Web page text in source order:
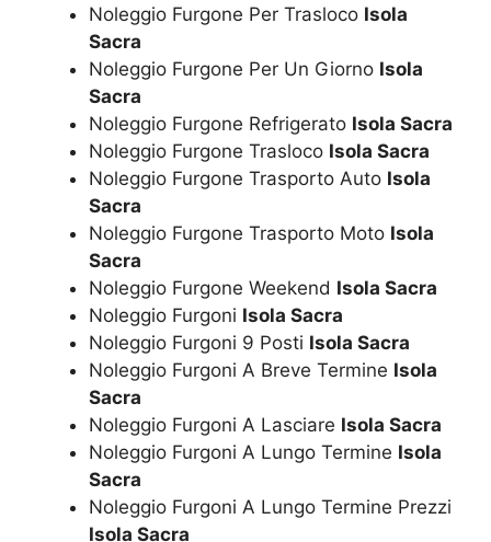
Noleggio Furgone Per Trasloco Isola
Sacra
Noleggio Furgone Per Un Giorno Isola
Sacra
Noleggio Furgone Refrigerato Isola Sacra
Noleggio Furgone Trasloco Isola Sacra
Noleggio Furgone Trasporto Auto Isola
Sacra
Noleggio Furgone Trasporto Moto Isola
Sacra
Noleggio Furgone Weekend Isola Sacra
Noleggio Furgoni Isola Sacra
Noleggio Furgoni 9 Posti Isola Sacra
Noleggio Furgoni A Breve Termine Isola
Sacra
Noleggio Furgoni A Lasciare Isola Sacra
Noleggio Furgoni A Lungo Termine Isola
Sacra
Noleggio Furgoni A Lungo Termine Prezzi
Isola Sacra